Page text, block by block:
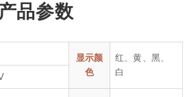
产品参数
显示颜
色
红、黄、黑、
白